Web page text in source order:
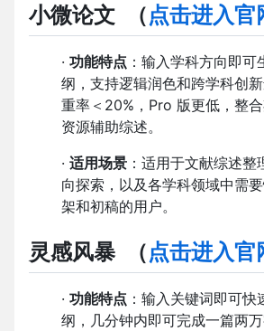
小微论文 （点击进入官
· 功能特点 ：输入学科方向即
纲，支持逻辑润色和跨学科创
重率＜20%，Pro 版更低，整
资源辅助综述。
· 适用场景 ：适用于文献综述
向探索，以及各学科领域中需
架和初稿的用户。
灵感风暴（点击进入官
· 功能特点 ：输入关键词即可
纲，几分钟内即可完成一篇两